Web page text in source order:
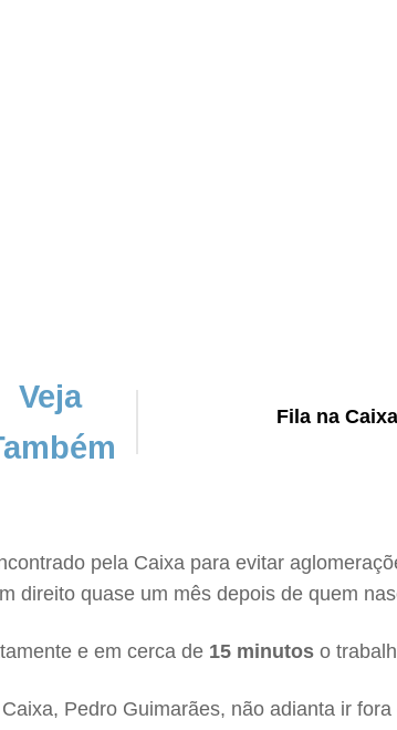
Veja
Fila na
pela Caixa para evitar
direito quase um mês depois de quem
e em cerca de 15 minutos o
Pedro Guimarães, não adianta ir